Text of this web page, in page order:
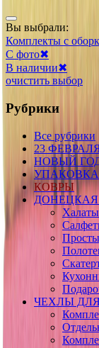
Вы выбрали:
Комплекты с
С фото✖
В наличии✖
очистить выбор
Рубрики
Все рубрики
23
НОВЫЙ
УПАКОВКА
КОВРЫ
Халаты
ЧЕХЛЫ